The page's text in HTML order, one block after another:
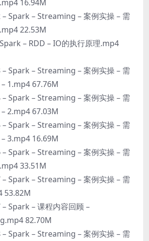
16.94M
Spark – Streaming – 案例实操 – 需
22.53M
– RDD – IO的执行原理.mp4
Spark – Streaming – 案例实操 – 需
1.mp4 67.76M
Spark – Streaming – 案例实操 – 需
2.mp4 67.03M
Spark – Streaming – 案例实操 – 需
3.mp4 16.69M
Spark – Streaming – 案例实操 – 需
33.51M
Spark – Streaming – 案例实操 – 需
53.82M
Spark – 课程内容回顾 –
82.70M
Spark – Streaming – 案例实操 – 需